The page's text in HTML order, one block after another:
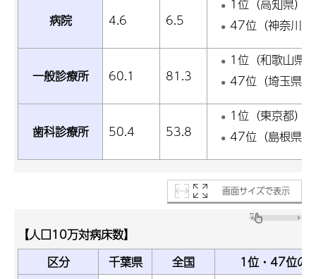
病院 4.6 6.5
1位（高知県）
47位（神奈川
一般診療所 60.1 81.3
1位（和歌山県
47位（埼玉県
歯科診療所 50.4 53.8
1位（東京都）
47位（島根県
画面サイズで表示
【人口10万対病床数】
区分
千葉県 全国
1位・47位の